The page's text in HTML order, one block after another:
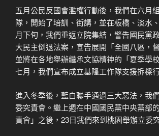
五月公民反國會濫權行動後，我們在六月
隊，開始了培訓、街講，並在板橋、淡水
月下旬，我們重返立院集結，警告國民黨
大民主倒退法案，宣告展開「全國八區，
並將在各地舉辦繼承文協精神的「夏季學
七月，我們宣布成立基隆工作隊支援拆樑
進入冬季後，藍白聯手通過三大惡法，我
委究責會。繼上週在中國國民黨中央黨部
責會」之後，23日我們來到桃園舉辦立委